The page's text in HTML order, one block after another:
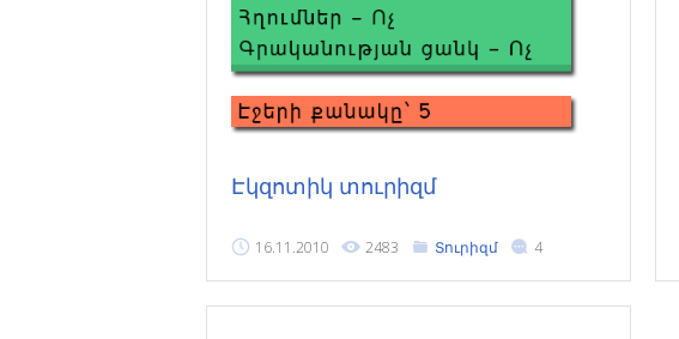
Էկզոտիկ տուրիզմ
16.11.2010 2483 Տուրիզմ 4